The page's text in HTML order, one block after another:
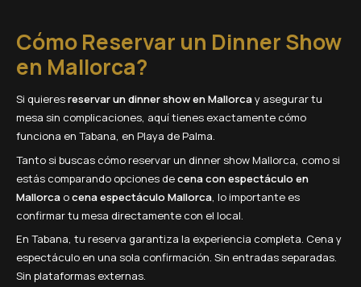
Cómo Reservar un Dinner Show
en Mallorca?
Si quieresreservar un dinner show en Mallorcay asegurar tu
mesa sin complicaciones, aquí tienes exactamente cómo
funciona en Tabana, en Playa de Palma.
Tanto si buscas cómo reservar un dinner show Mallorca, como si
estás comparando opciones decena con espectáculo en
Mallorca ocena espectáculo Mallorca, lo importante es
confirmar tu mesa directamente con el local.
En Tabana, tu reserva garantiza la experiencia completa. Cena y
espectáculo en una sola confirmación. Sin entradas separadas.
Sin plataformas externas.